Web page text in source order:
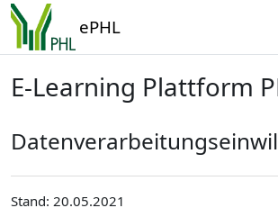
Zum Hauptinhalt
ePHL
E-Learning Plattform
Stand: 20.05.2021